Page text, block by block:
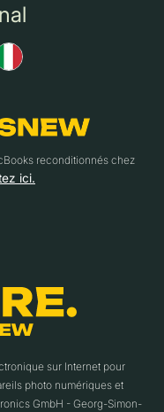
reconditionnés chez
ici.
sur Internet pour
photo numériques et
GmbH - Georg-Simon-